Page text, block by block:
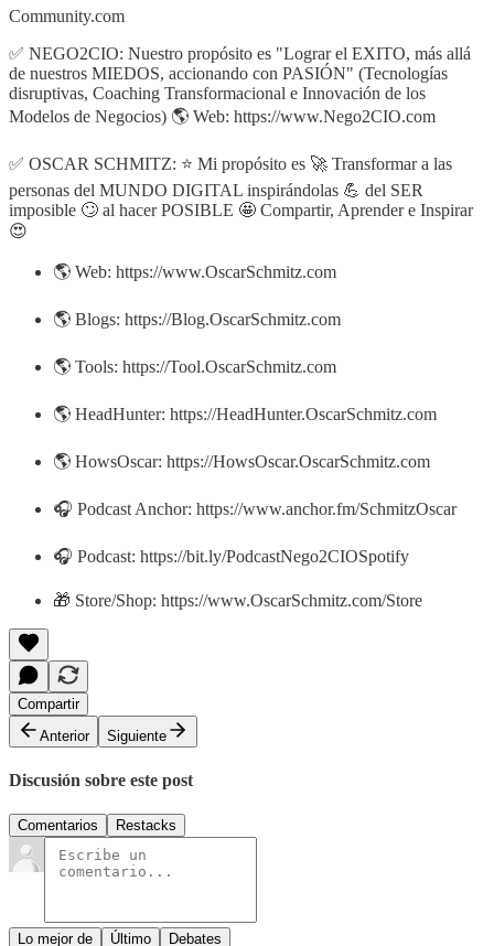
Community.com
✅ NEGO2CIO: Nuestro propósito es "Lograr el EXITO, más allá
de nuestros MIEDOS, accionando con PASIÓN" (Tecnologías
disruptivas, Coaching Transformacional e Innovación de los
Modelos de Negocios) 🌎 Web: https://www.Nego2CIO.com
✅ OSCAR SCHMITZ: ⭐ Mi propósito es 🚀 Transformar a las
personas del MUNDO DIGITAL inspirándolas 💪 del SER
imposible 🙄 al hacer POSIBLE 🤩 Compartir, Aprender e Inspirar
😍
🌎 Web: https://www.OscarSchmitz.com
🌎 Blogs: https://Blog.OscarSchmitz.com
🌎 Tools: https://Tool.OscarSchmitz.com
🌎 HeadHunter: https://HeadHunter.OscarSchmitz.com
🌎 HowsOscar: https://HowsOscar.OscarSchmitz.com
🎧 Podcast Anchor: https://www.anchor.fm/SchmitzOscar
🎧 Podcast: https://bit.ly/PodcastNego2CIOSpotify
🎁 Store/Shop: https://www.OscarSchmitz.com/Store
Compartir
Anterior
Siguiente
Discusión sobre este post
Comentarios Restacks
Lo mejor de Último Debates